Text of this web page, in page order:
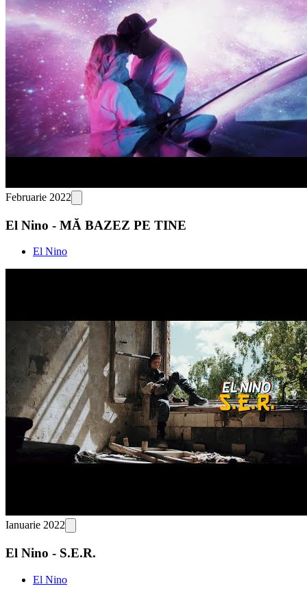
Februarie 2022
El Nino - MĂ BAZEZ PE TINE
El Nino
Ianuarie 2022
El Nino - S.E.R.
El Nino